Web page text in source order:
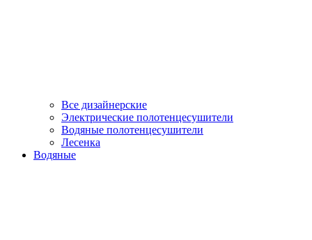
Все дизайнерские
Электрические полотенцесушители
Водяные полотенцесушители
Лесенка
Водяные